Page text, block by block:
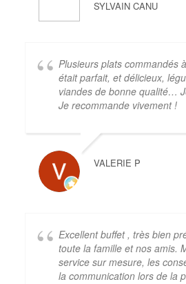
SYLVAIN CANU
Plusieurs plats commandés
était parfait, et délicieux,
viandes de bonne qualité…
Je recommande vivement !
VALERIE P
Excellent buffet , très bien
toute la famille et nos amis.
service sur mesure, les
la communication lors de la